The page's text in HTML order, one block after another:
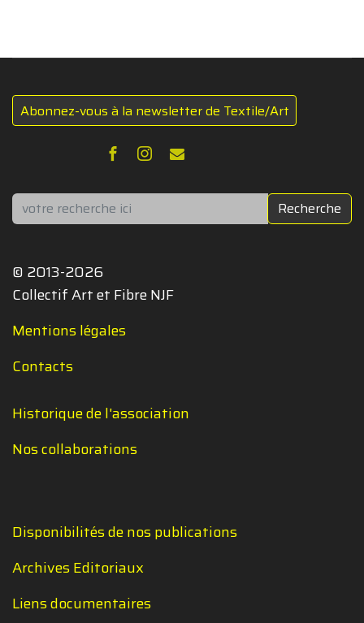
Abonnez-vous à la newsletter de Textile/Art
Rechercher Recherche
© 2013-2026
Collectif Art et Fibre NJF
Mentions légales
Contacts
Historique de l'association
Nos collaborations
Disponibilités de nos publications
Archives Editoriaux
Liens documentaires